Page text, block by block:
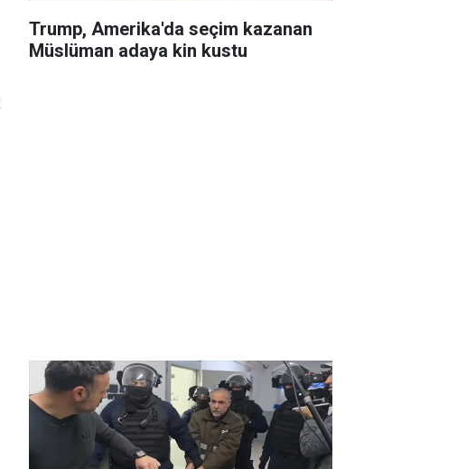
Trump, Amerika'da seçim kazanan
Müslüman adaya kin kustu